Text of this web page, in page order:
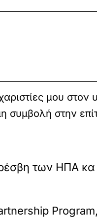
μου
συμβολή στην
των ΗΠΑ κα